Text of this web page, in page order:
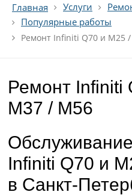
Главная Услуги
Популярные работы
Ремонт Infiniti Q70 и M25
Ремонт Infiniti
M37 / M56
Infiniti Q70 и
в Санкт-